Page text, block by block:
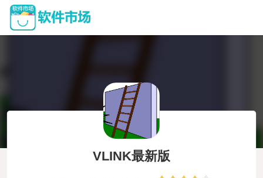
VLINK最新版